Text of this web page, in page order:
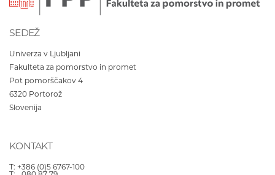
SEDEŽ
Univerza v Ljubljani
Fakulteta za pomorstvo in promet
Pot pomorščakov 4
6320 Portorož
Slovenija
KONTAKT
T: +386 (0)5 6767-100